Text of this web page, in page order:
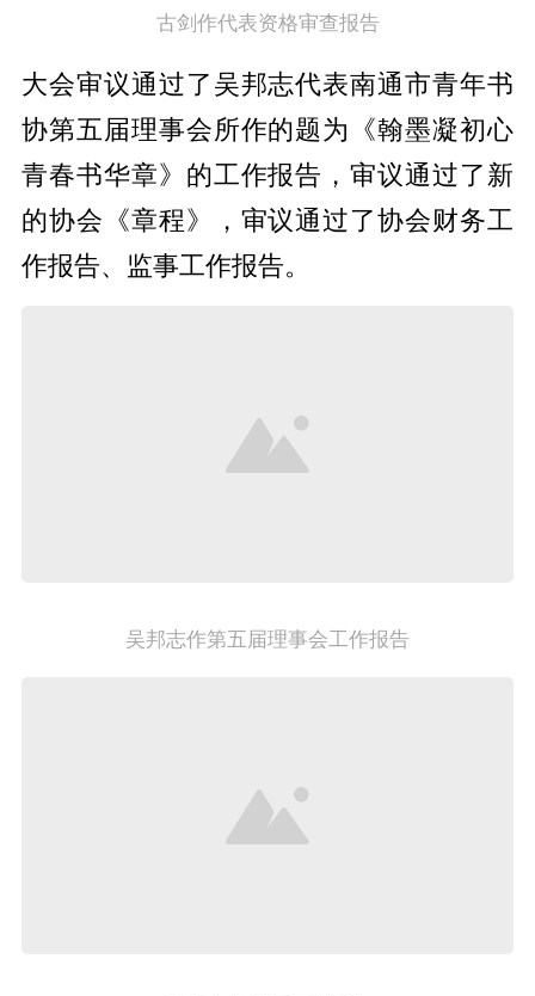
古剑作代表资格审查报告
大会审议通过了吴邦志代表南通市青年书
协第五届理事会所作的题为《翰墨凝初心
青春书华章》的工作报告，审议通过了新
的协会《章程》，审议通过了协会财务工
作报告、监事工作报告。
吴邦志作第五届理事会工作报告